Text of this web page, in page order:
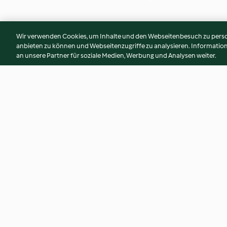
Wir verwenden Cookies, um Inhalte und den Webseitenbesuch zu
anbieten zu können und Webseitenzugriffe zu analysieren.
an unsere Partner für soziale Medien, Werbung und Analysen weiter.